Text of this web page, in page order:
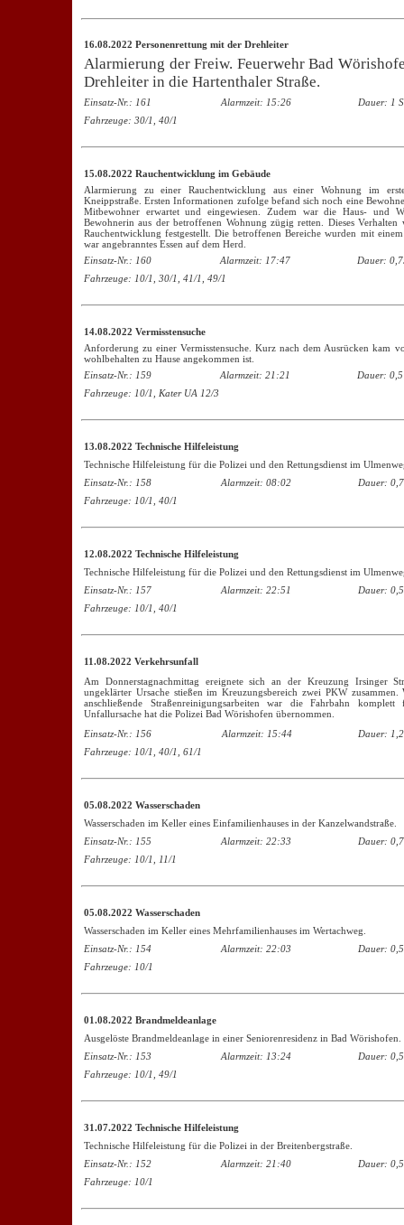
16.08.2022 Personenrettung mit der Drehleiter
Alarmierung der Freiw. Feuerwehr Bad
Drehleiter in die Hartenthaler Straße.
Einsatz-Nr.: 161 Alarmzeit: 15:26
Dauer: 1
Fahrzeuge: 30/1, 40/1
15.08.2022 Rauchentwicklung im Gebäude
Alarmierung zu einer Rauchentwicklung aus einer Wohnung im
Kneippstraße. Ersten Informationen zufolge befand sich noch eine
Mitbewohner erwartet und eingewiesen. Zudem war die Haus- und
Bewohnerin aus der betroffenen Wohnung zügig retten. Dieses
Rauchentwicklung festgestellt. Die betroffenen Bereiche wurden mit
war angebranntes Essen auf dem Herd.
Einsatz-Nr.: 160
Alarmzeit: 17:47
Dauer:
Fahrzeuge: 10/1, 30/1, 41/1, 49/1
14.08.2022 Vermisstensuche
Anforderung zu einer Vermisstensuche. Kurz nach dem Ausrücken kam
wohlbehalten zu Hause angekommen ist.
Einsatz-Nr.: 159
Alarmzeit: 21:21
Dauer:
Fahrzeuge: 10/1, Kater UA 12/3
13.08.2022 Technische Hilfeleistung
Technische Hilfeleistung für die Polizei und den Rettungsdienst im
Einsatz-Nr.: 158
Alarmzeit: 08:02
Dauer:
Fahrzeuge: 10/1, 40/1
12.08.2022 Technische Hilfeleistung
Technische Hilfeleistung für die Polizei und den Rettungsdienst im
Einsatz-Nr.: 157
Alarmzeit: 22:51
Dauer:
Fahrzeuge: 10/1, 40/1
11.08.2022 Verkehrsunfall
Am Donnerstagnachmittag ereignete sich an der Kreuzung Irsinger
ungeklärter Ursache stießen im Kreuzungsbereich zwei PKW
anschließende Straßenreinigungsarbeiten war die Fahrbahn
Unfallursache hat die Polizei Bad Wörishofen übernommen.
Einsatz-Nr.: 156
Alarmzeit: 15:44
Dauer:
Fahrzeuge: 10/1, 40/1, 61/1
05.08.2022 Wasserschaden
Wasserschaden im Keller eines Einfamilienhauses in der Kanzelwandstraße.
Einsatz-Nr.: 155
Alarmzeit: 22:33
Dauer:
Fahrzeuge: 10/1, 11/1
05.08.2022 Wasserschaden
Wasserschaden im Keller eines Mehrfamilienhauses im Wertachweg.
Einsatz-Nr.: 154
Alarmzeit: 22:03
Dauer:
Fahrzeuge: 10/1
01.08.2022 Brandmeldeanlage
Ausgelöste Brandmeldeanlage in einer Seniorenresidenz in Bad Wörishofen.
Einsatz-Nr.: 153
Alarmzeit: 13:24
Dauer:
Fahrzeuge: 10/1, 49/1
31.07.2022 Technische Hilfeleistung
Technische Hilfeleistung für die Polizei in der Breitenbergstraße.
Einsatz-Nr.: 152
Alarmzeit: 21:40
Dauer:
Fahrzeuge: 10/1